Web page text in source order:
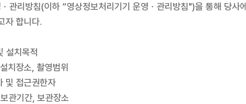
관리방침(이하 “영상정보처리기기 운영ㆍ관리방침")을 통해 당
자 합니다.
설치목적
치장소, 촬영범위
및 접근권한자
관기간, 보관장소